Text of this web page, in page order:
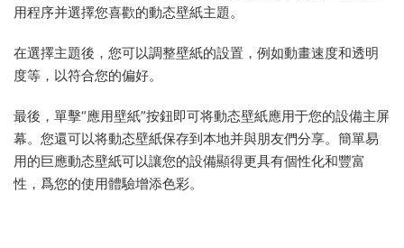
用程序并選擇您喜歡的動态壁紙主題。
在選擇主題後，您可以調整壁紙的設置，例如動畫速度和透明
度等，以符合您的偏好。
最後，單擊“應用壁紙”按鈕即可将動态壁紙應用于您的設備主屏
幕。您還可以将動态壁紙保存到本地并與朋友們分享。簡單易
用的巨應動态壁紙可以讓您的設備顯得更具有個性化和豐富
性，爲您的使用體驗增添色彩。